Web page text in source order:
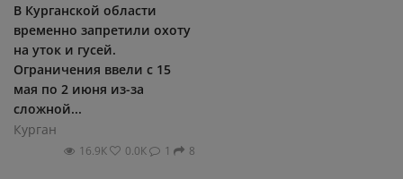
В Курганской области
временно запретили охоту
на уток и гусей.
Ограничения ввели с 15
мая по 2 июня из-за
сложной...
Курган
16.9К 0.0К 1 8